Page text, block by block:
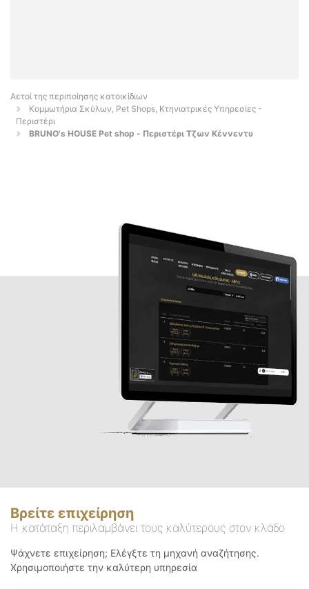
Αετοί της περιποίησης κατοικίδιων
Κομμωτήρια Σκύλων, Pet Shops, Κτηνιατρικές Υπηρεσίες -
Περιστέρι
BRUNO's HOUSE Pet shop - Περιστέρι Τζων Κέννεντυ
Βρείτε επιχείρηση
Η κατάταξη περιλαμβάνει τους καλύτερους στον κλάδο
Ψάχνετε επιχείρηση; Ελέγξτε τη μηχανή αναζήτησης.
Χρησιμοποιήστε την καλύτερη υπηρεσία